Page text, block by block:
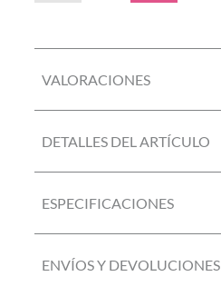
VALORACIONES
DETALLES DEL ARTÍCULO
ESPECIFICACIONES
ENVÍOS Y DEVOLUCIONES